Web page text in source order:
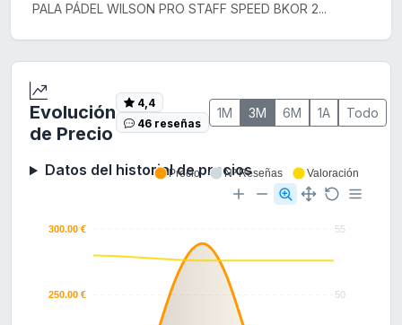
PALA PÁDEL WILSON PRO STAFF SPEED BKOR 2...
Evolución
de Precio
4,4
46 reseñas
1M 3M 6M 1A Todo
Datos del historial de precios
55
50
300.00 €
250.00 €
Precio Nº Reseñas Valoración